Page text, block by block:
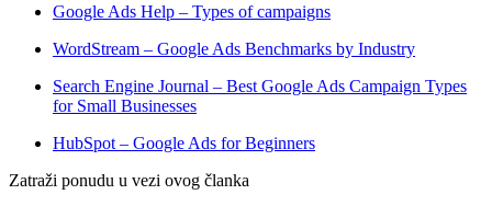
Google Ads Help – Types of campaigns
WordStream – Google Ads Benchmarks by Industry
Search Engine Journal – Best Google Ads Campaign Types
for Small Businesses
HubSpot – Google Ads for Beginners
Zatraži ponudu u vezi ovog članka